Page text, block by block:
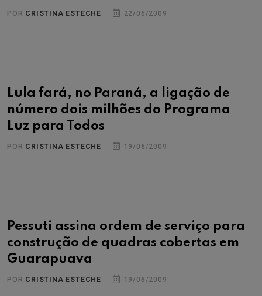
POR CRISTINA ESTECHE 22/06/2009
Lula fará, no Paraná, a ligação de
número dois milhões do Programa
Luz para Todos
POR CRISTINA ESTECHE 19/06/2009
Pessuti assina ordem de serviço para
construção de quadras cobertas em
Guarapuava
POR CRISTINA ESTECHE 19/06/2009